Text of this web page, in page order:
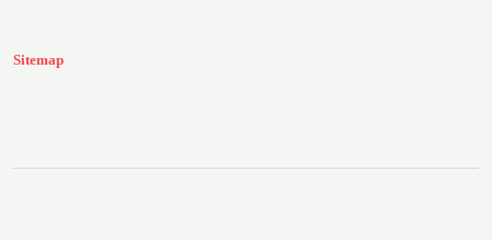
Sitemap